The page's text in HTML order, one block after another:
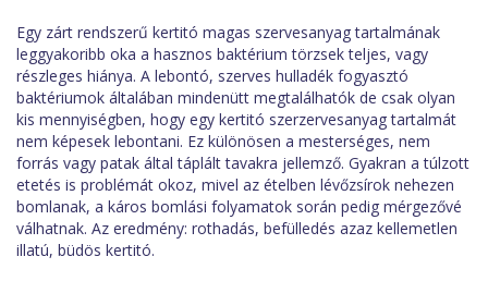
Egy zárt rendszerű kertitó magas szervesanyag tartalmának
leggyakoribb oka a hasznos baktérium törzsek teljes, vagy
részleges hiánya. A lebontó, szerves hulladék fogyasztó
baktériumok általában mindenütt megtalálhatók de csak olyan
kis mennyiségben, hogy egy kertitó szerzervesanyag tartalmát
nem képesek lebontani. Ez különösen a mesterséges, nem
forrás vagy patak által táplált tavakra jellemző. Gyakran a túlzott
etetés is problémát okoz, mivel az ételben lévőzsírok nehezen
bomlanak, a káros bomlási folyamatok során pedig mérgezővé
válhatnak. Az eredmény: rothadás, befülledés azaz kellemetlen
illatú, büdös kertitó.